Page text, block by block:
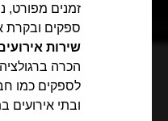
זמנים מפורט,
ספקים ובקרת
שירות
הכרה
לספקים כמו
ובתי אירועים